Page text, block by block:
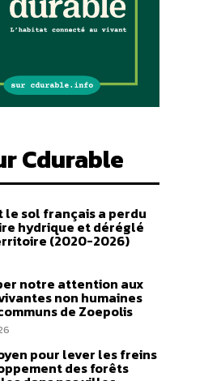
Cdurable
le sol français a perdu
hydrique et déréglé
(2020-2026)
notre attention aux
non humaines
de Zoepolis
pour lever les freins
des forêts